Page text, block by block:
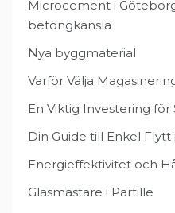
Microcement i
betongkänsla
Nya byggmaterial
Varför Välja
En Viktig Investering
Din Guide till Enkel Flytt
Energieffektivitet och
Glasmästare i Partille